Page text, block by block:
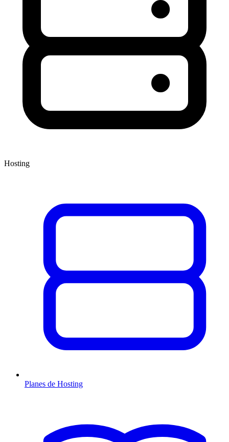
Hosting
Planes de Hosting